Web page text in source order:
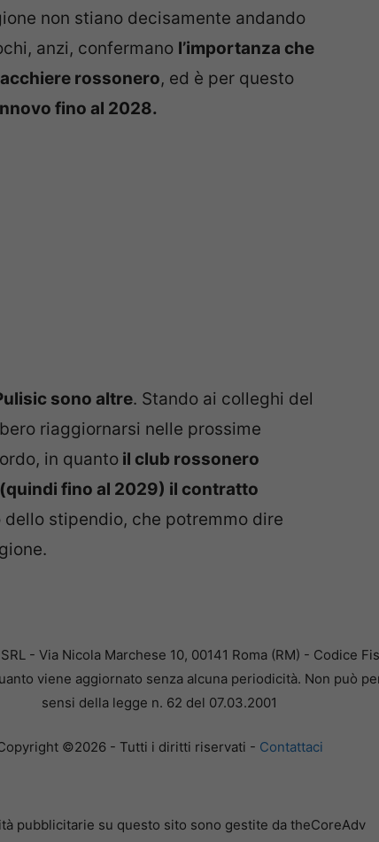
non stiano decisamente andando
anzi, confermano l’importanza che
rossonero, ed è per questo
fino al 2028.
sono altre. Stando ai colleghi del
riaggiornarsi nelle prossime
in quanto il club rossonero
fino al 2029) il contratto
stipendio, che potremmo dire
- Via Nicola Marchese 10, 00141 Roma (RM) - Codice
viene aggiornato senza alcuna periodicità. Non può
sensi della legge n. 62 del 07.03.2001
©2026 - Tutti i diritti riservati - Contattaci
pubblicitarie su questo sito sono gestite da theCoreAdv